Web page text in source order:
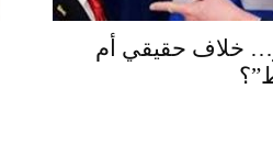
خلاف حقيقي أم